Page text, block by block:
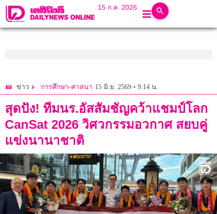
15 ก.ค. 2026
ข่าว การศึกษา-ศาสนา 15 มิ.ย. 2569 • 9:14 น.
สุดปัง! ทีมนร.อัสสัมชัญคว้าแชมป์โลก
CanSat 2026 วิศวกรรมอวกาศ สยบคู่
แข่งนานาชาติ